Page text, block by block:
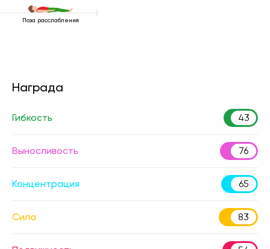
Поза расслабления
Награда
Гибкость 43
Выносливость 76
Концентрация 65
Сила 83